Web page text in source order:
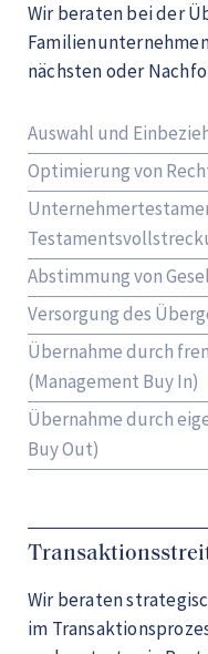
Wir beraten bei der
nächsten oder
Auswahl und
Optimierung von
Abstimmung von
Versorgung des
Übernahme durch
(Management Buy In)
Übernahme durch
Buy Out)
Wir beraten
im